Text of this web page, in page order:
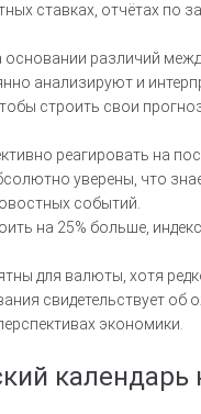
ставках, отчётах по
основании различий
анализируют и
строить свои
реагировать на
уверены, что
событий.
на 25% больше,
для валюты, хотя
свидетельствует об
экономики.
календарь